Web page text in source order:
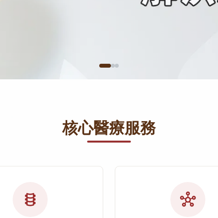
核心醫療服務
orthopedics hub